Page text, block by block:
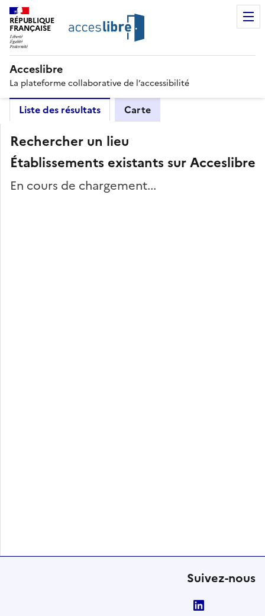
RÉPUBLIQUE
FRANÇAISE
Acceslibre
La plateforme collaborative de l’accessibilité
Liste des résultats Carte
Rechercher un lieu
Établissements existants sur Acceslibre
En cours de chargement...
Suivez-nous